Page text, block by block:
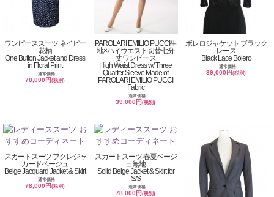
ワンピーススーツ ネイビー
花柄
One Button Jacket and Dress
in Floral Print
通常価格
78,000円(税別)
PAROLARI EMILIO PUCCI生
地×ハイウエスト切替七分
丈ワンピース
High Waist Dress w/ Three
Quarter Sleeve Made of
PAROLARI EMILIO PUCCI
Fabric
通常価格
39,000円(税別)
ボレロジャケット ブラック
レース
Black Lace Bolero
通常価格
39,000円(税別)
スカートスーツ フクレジャ
カードベージュ
Beige Jacquard Jacket & Skirt
通常価格
78,000円(税別)
スカートスーツ 春夏ベージ
ュ無地
Solid Beige Jacket & Skirt for
S/S
通常価格
78,000円(税別)